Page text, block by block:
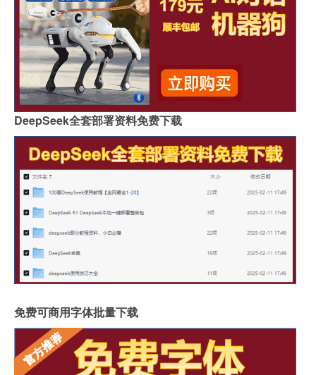
DeepSeek全套部署资料免费下载
免费可商用字体批量下载